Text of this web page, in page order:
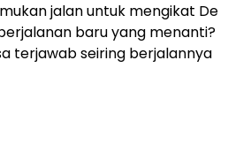
jalan untuk mengikat De
baru yang menanti?
terjawab seiring berjalannya